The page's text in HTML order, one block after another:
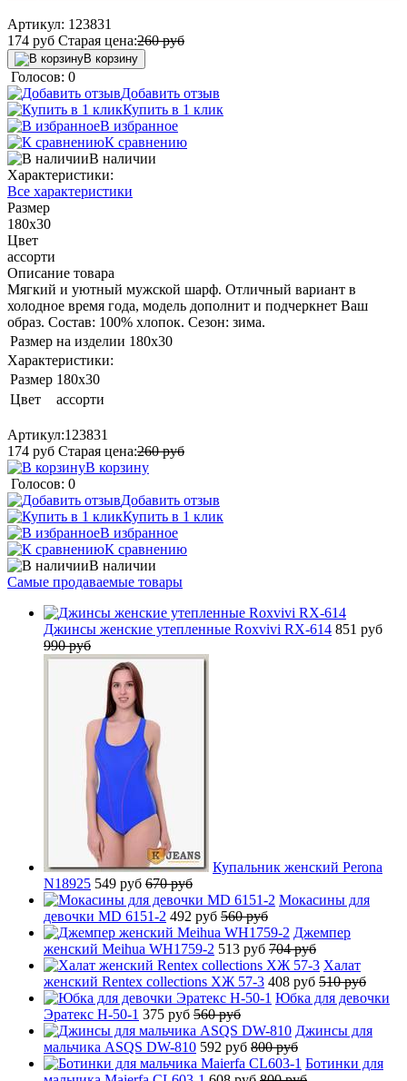
Артикул: 123831
174 руб Старая цена:260руб
В корзину
Голосов: 0
Добавить отзыв
Купить в 1 клик
В избранное
К сравнению
В наличии
Характеристики:
Все характеристики
Размер
180x30
Цвет
ассорти
Описание товара
Мягкий и уютный мужской шарф. Отличный вариант в
холодное время года, модель дополнит и подчеркнет Ваш
образ. Состав: 100% хлопок. Сезон: зима.
Размер на изделии 180x30
Характеристики:
Размер 180x30
Цвет
ассорти
Артикул:123831
174 руб Старая цена:260руб
В корзину
Голосов: 0
Добавить отзыв
Купить в 1 клик
В избранное
К сравнению
В наличии
Самые продаваемые товары
Джинсы женские утепленные Roxvivi RX-614 851 руб
990 руб
Купальник женский Perona
N18925 549 руб 670 руб
Мокасины для
девочки MD 6151-2 492 руб 560 руб
Джемпер
женский Meihua WH1759-2 513 руб 704 руб
Халат
женский Rentex collections ХЖ 57-3 408 руб 510 руб
Юбка для девочки
Эратекс H-50-1 375 руб 560 руб
Джинсы для
мальчика ASQS DW-810 592 руб 800 руб
Ботинки для